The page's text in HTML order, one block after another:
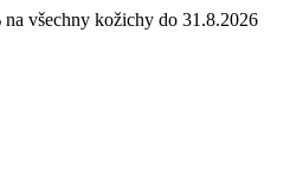
všechny kožichy do 31.8.2026